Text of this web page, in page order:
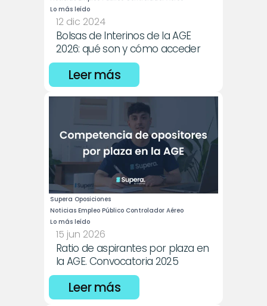
Lo más leído
12 dic 2024
Bolsas de Interinos de la AGE
2026: qué son y cómo acceder
Leer más
Supera Oposiciones
Noticias Empleo Público Controlador Aéreo
Lo más leído
15 jun 2026
Ratio de aspirantes por plaza en
la AGE. Convocatoria 2025
Leer más